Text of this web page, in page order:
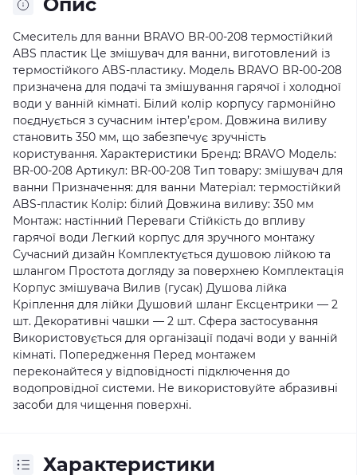
Смеситель для ванни BRAVO BR-00-208 термостійкий
ABS пластик Це змішувач для ванни, виготовлений із
термостійкого ABS-пластику. Модель BRAVO BR-00-208
призначена для подачі та змішування гарячої і холодної
води у ванній кімнаті. Білий колір корпусу гармонійно
поєднується з сучасним інтер’єром. Довжина виливу
становить 350 мм, що забезпечує зручність
користування. Характеристики Бренд: BRAVO Модель:
BR-00-208 Артикул: BR-00-208 Тип товару: змішувач для
ванни Призначення: для ванни Матеріал: термостійкий
ABS-пластик Колір: білий Довжина виливу: 350 мм
Монтаж: настінний Переваги Стійкість до впливу
гарячої води Легкий корпус для зручного монтажу
Сучасний дизайн Комплектується душовою лійкою та
шлангом Простота догляду за поверхнею Комплектація
Корпус змішувача Вилив (гусак) Душова лійка
Кріплення для лійки Душовий шланг Ексцентрики — 2
шт. Декоративні чашки — 2 шт. Сфера застосування
Використовується для організації подачі води у ванній
кімнаті. Попередження Перед монтажем
переконайтеся у відповідності підключення до
водопровідної системи. Не використовуйте абразивні
засоби для чищення поверхні.
Характеристики